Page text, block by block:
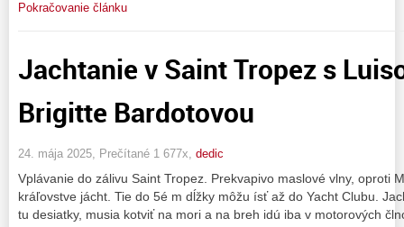
Pokračovanie článku
Jachtanie v Saint Tropez s
Brigitte Bardotovou
24. mája 2025, Prečítané 1 677x, dedic
Vplávanie do zálivu Saint Tropez. Prekvapivo maslové vlny, oproti
kráľovstve jácht. Tie do 5é m dĺžky môžu ísť až do Yacht Clubu.
tu desiatky, musia kotviť na mori a na breh idú iba v motorových